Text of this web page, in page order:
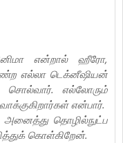
என்றால் ஹீரோ,
எல்லா டெக்னீஷியன்
சொல்வார். எல்லோரும்
என்பார்.
தொழில்நுட்ப
கொள்கிறேன்.